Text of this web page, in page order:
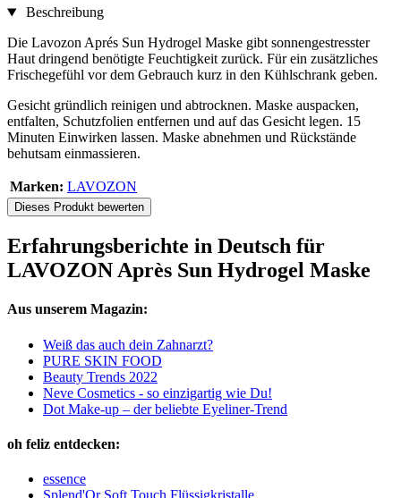
Beschreibung
Die Lavozon Aprés Sun Hydrogel Maske gibt sonnengestresster
Haut dringend benötigte Feuchtigkeit zurück. Für ein zusätzliches
Frischegefühl vor dem Gebrauch kurz in den Kühlschrank geben.
Gesicht gründlich reinigen und abtrocknen. Maske auspacken,
entfalten, Schutzfolien entfernen und auf das Gesicht legen. 15
Minuten Einwirken lassen. Maske abnehmen und Rückstände
behutsam einmassieren.
Marken: LAVOZON
Dieses Produkt bewerten
Erfahrungsberichte in Deutsch für
LAVOZON Après Sun Hydrogel Maske
Aus unserem Magazin:
Weiß das auch dein Zahnarzt?
PURE SKIN FOOD
Beauty Trends 2022
Neve Cosmetics - so einzigartig wie Du!
Dot Make-up – der beliebte Eyeliner-Trend
oh feliz entdecken:
essence